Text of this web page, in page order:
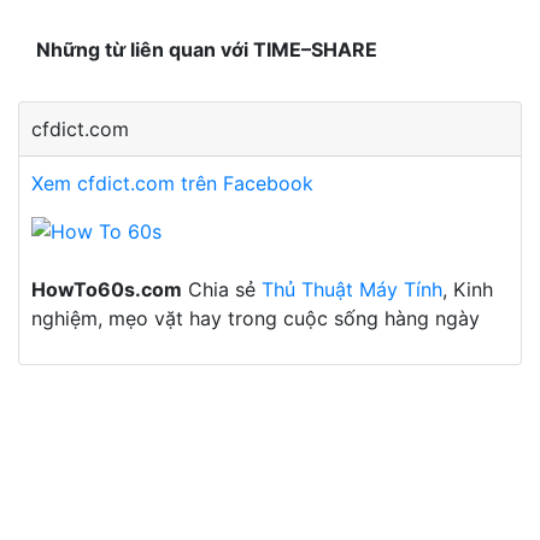
Những từ liên quan với TIME–SHARE
cfdict.com
Xem cfdict.com trên Facebook
HowTo60s.com Chia sẻ Thủ Thuật Máy Tính, Kinh
nghiệm, mẹo vặt hay trong cuộc sống hàng ngày